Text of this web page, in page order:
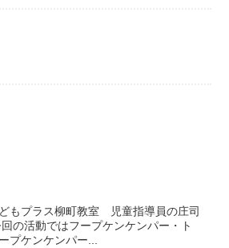
もプラス柳町教室 児童指導員の庄司
の活動ではフープケンケンパー・ト
プケンケンパー...